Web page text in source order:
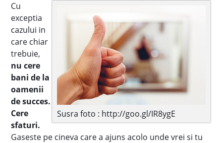
Susra foto : http://goo.gl/IR8ygE
Cu
exceptia
cazului in
care chiar
trebuie,
nu cere
bani de la
oamenii
de succes.
Cere
sfaturi.
Gaseste pe cineva care a ajuns acolo unde vrei si tu